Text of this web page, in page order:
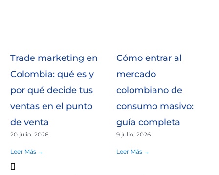
Trade marketing en
Colombia: qué es y
por qué decide tus
ventas en el punto
de venta
20 julio, 2026
Leer Más →
Cómo entrar al
mercado
colombiano de
consumo masivo:
guía completa
9 julio, 2026
Leer Más →